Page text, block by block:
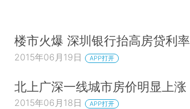
楼市火爆 深圳银行抬高房贷利率
2015年06月19日 APP打开
北上广深一线城市房价明显上涨
2015年06月18日 APP打开